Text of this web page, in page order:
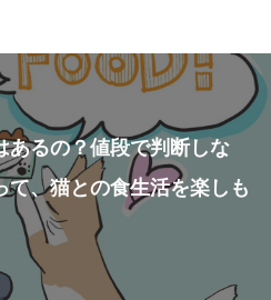
あるの？値段で判断しな
て、猫との食生活を楽しも